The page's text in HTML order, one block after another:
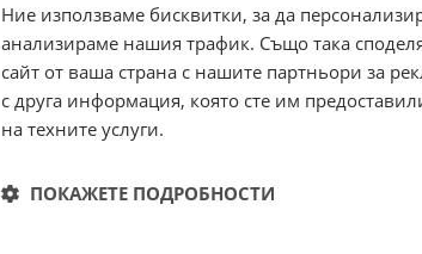
Ние използваме бисквитки, за да
анализираме нашия трафик. Също така
сайт от ваша страна с нашите партньори за
с друга информация, която сте им
на техните услуги.
ПОКАЖЕТЕ ПОДРОБНОСТИ